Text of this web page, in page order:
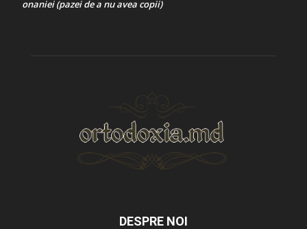
onaniei (pazei de a nu avea copii)
DESPRE NOI